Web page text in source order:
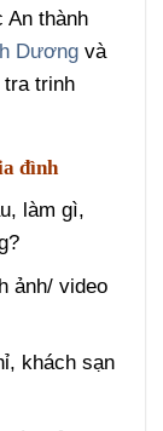
An thành
Dương và
tra trinh
đình
làm gì,
ảnh/ video
khách sạn